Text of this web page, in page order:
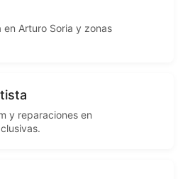
Arturo Soria y zonas
y reparaciones en